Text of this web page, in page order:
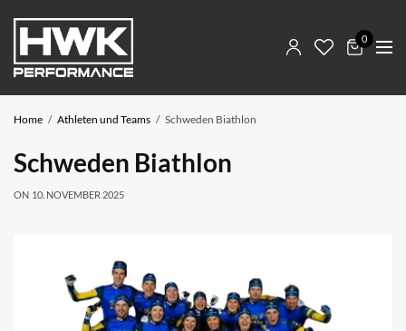
0
Home Athleten und Teams Schweden Biathlon
Schweden Biathlon
ON 10. NOVEMBER 2025